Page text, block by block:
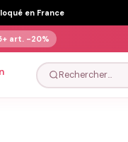
en France
art. -20%
Rechercher…